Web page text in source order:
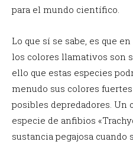
para el mundo científico.
Lo que sí se sabe, es que
los colores llamativos son
ello que estas especies
menudo sus colores
posibles depredadores. Un
especie de anfibios
sustancia pegajosa